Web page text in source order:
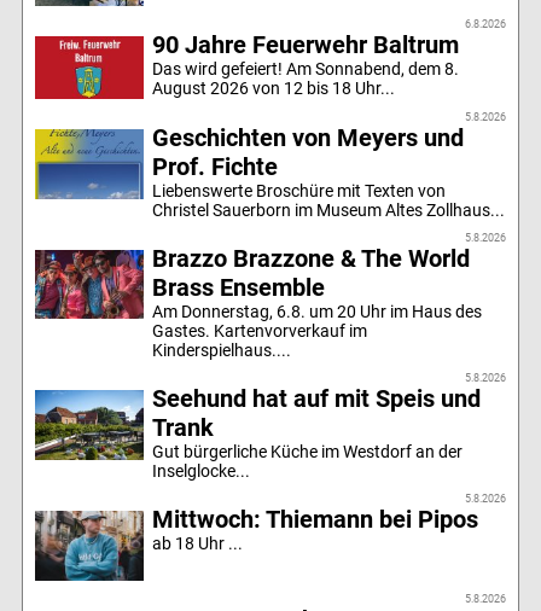
6.8.2026
90 Jahre Feuerwehr Baltrum
Das wird gefeiert! Am Sonnabend, dem 8.
August 2026 von 12 bis 18 Uhr...
5.8.2026
Geschichten von Meyers und
Prof. Fichte
Liebenswerte Broschüre mit Texten von
Christel Sauerborn im Museum Altes Zollhaus...
5.8.2026
Brazzo Brazzone & The World
Brass Ensemble
Am Donnerstag, 6.8. um 20 Uhr im Haus des
Gastes. Kartenvorverkauf im
Kinderspielhaus....
5.8.2026
Seehund hat auf mit Speis und
Trank
Gut bürgerliche Küche im Westdorf an der
Inselglocke...
5.8.2026
Mittwoch: Thiemann bei Pipos
ab 18 Uhr ...
5.8.2026